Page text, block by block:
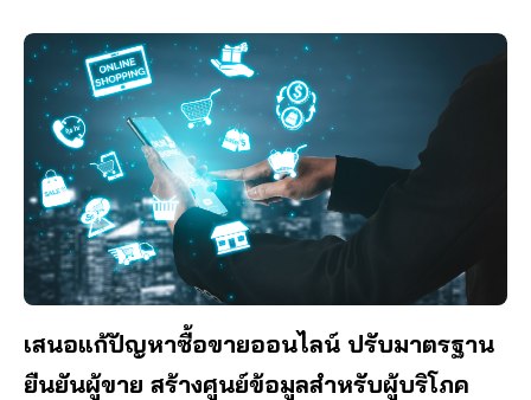
เสนอแก้ปัญหาซื้อขายออนไลน์ ปรับมาตรฐาน
ยืนยันผู้ขาย สร้างศูนย์ข้อมูลสำหรับผู้บริโภค